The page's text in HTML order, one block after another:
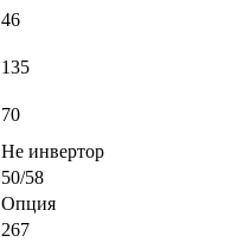
46
135
70
Не инвертор
50/58
Опция
267